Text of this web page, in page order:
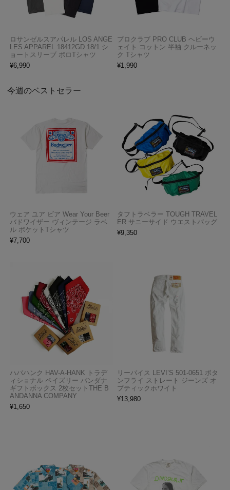
ロサンゼルスアパレル LOS ANGE
LES APPAREL 18412GD 18/1 シ
ョートスリーブ ポロTシャツ
¥6,990
プロクラブ PRO CLUB ヘビーウ
ェイト コットン 半袖 クルーネッ
ク Tシャツ
¥1,990
今週のベストセラー
ウェア ユア ビア Wear Your Beer
バドワイザー ヴィンテージ ラベ
ル ポケットTシャツ
¥7,700
タフトラベラー TOUGH TRAVEL
ER サニーサイド ウエストバッグ
¥9,350
ハバハンク HAV-A-HANK トラデ
ィショナル ペイズリー バンダナ
ギフトボックス 2枚セットTHE B
ANDANNA COMPANY
¥1,650
リーバイス LEVI’S 501-0651 ボタ
ンフライ ストレート ジーンズ オ
プティックホワイト
¥13,980